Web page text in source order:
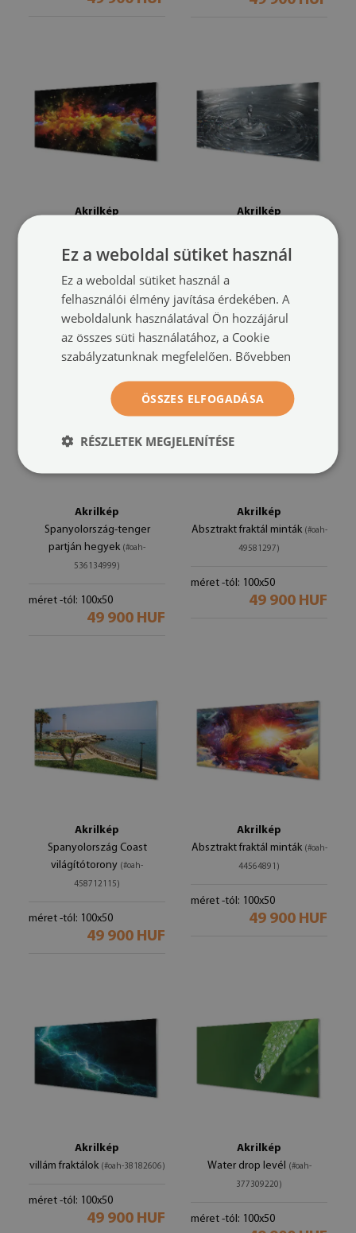
Akrilkép
méret -tól: 100x50
49 900 HUF
Akrilkép
méret -tól: 100x50
49 900 HUF
Akrilkép
Spanyolország-tenger
partján hegyek (#oah-
536134999)
méret -tól: 100x50
49 900 HUF
Akrilkép
Absztrakt fraktál minták (#oah-
49581297)
méret -tól: 100x50
49 900 HUF
Akrilkép
Spanyolország Coast
világítótorony (#oah-
458712115)
méret -tól: 100x50
49 900 HUF
Akrilkép
Absztrakt fraktál minták (#oah-
44564891)
méret -tól: 100x50
49 900 HUF
Akrilkép
villám fraktálok (#oah-38182606)
méret -tól: 100x50
49 900 HUF
Akrilkép
Water drop levél (#oah-
377309220)
méret -tól: 100x50
Ez a weboldal sütiket használ
Ez a weboldal sütiket használ a
felhasználói élmény javítása érdekében. A
weboldalunk használatával Ön hozzájárul
az összes süti használatához, a Cookie
szabályzatunknak megfelelően. Bővebben
ÖSSZES ELFOGADÁSA
RÉSZLETEK MEGJELENÍTÉSE